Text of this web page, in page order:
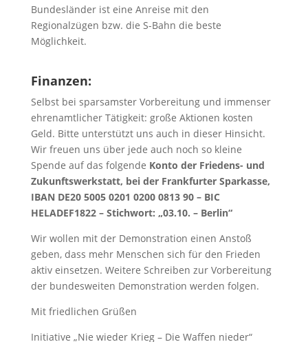
Bundesländer ist eine Anreise mit den
Regionalzügen bzw. die S-Bahn die beste
Möglichkeit.
Finanzen:
Selbst bei sparsamster Vorbereitung und immenser
ehrenamtlicher Tätigkeit: große Aktionen kosten
Geld. Bitte unterstützt uns auch in dieser Hinsicht.
Wir freuen uns über jede auch noch so kleine
Spende auf das folgende Konto der Friedens- und
Zukunftswerkstatt, bei der Frankfurter Sparkasse,
IBAN DE20 5005 0201 0200 0813 90 – BIC
HELADEF1822 – Stichwort: „03.10. – Berlin“
Wir wollen mit der Demonstration einen Anstoß
geben, dass mehr Menschen sich für den Frieden
aktiv einsetzen. Weitere Schreiben zur Vorbereitung
der bundesweiten Demonstration werden folgen.
Mit friedlichen Grüßen
Initiative „Nie wieder Krieg – Die Waffen nieder“